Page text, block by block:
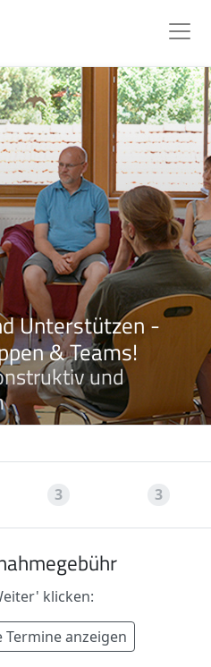
Unterstützen -
& Teams!
und
3 3
klicken:
Termine anzeigen